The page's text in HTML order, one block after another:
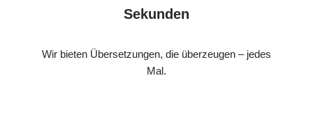
Sekunden
Wir bieten Übersetzungen, die überzeugen – jedes
Mal.